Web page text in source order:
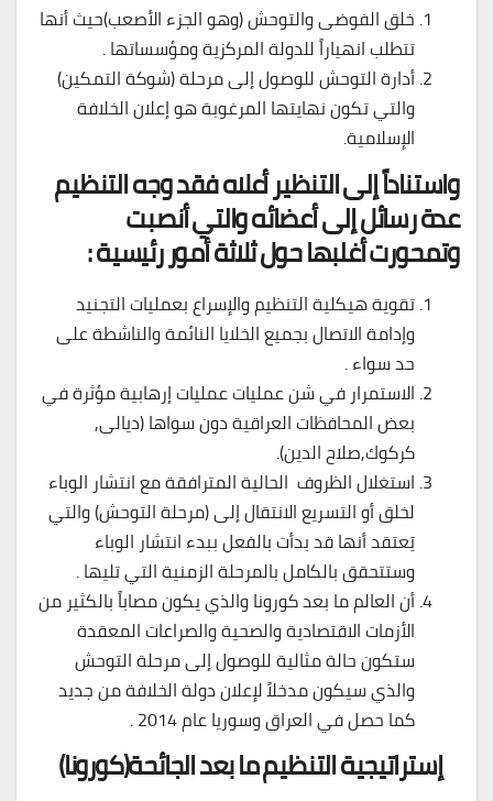
خلق الفوضى والتوحش (وهو الجزء الأصعب)حيث أنها
تتطلب انهياراً للدولة المركزية ومؤسساتها .
أدارة التوحش للوصول إلى مرحلة (شوكة التمكين)
والتي تكون نهايتها المرغوبة هو إعلان الخلافة
الإسلامية.
واستناداً إلى التنظير أعلاه فقد وجه التنظيم
عدة رسائل إلى أعضائه والتي أنصبت
وتمحورت أغلبها حول ثلاثة أمور رئيسية:
تقوية هيكلية التنظيم والإسراع بعمليات التجنيد
وإدامة الاتصال بجميع الخلايا النائمة والناشطة على
حد سواء .
الاستمرار في شن عمليات عمليات إرهابية مؤثرة في
بعض المحافظات العراقية دون سواها (ديالى,
كركوك,صلاح الدين).
استغلال الظروف الحالية المترافقة مع انتشار الوباء
لخلق أو التسريع الانتقال إلى (مرحلة التوحش) والتي
يَعتقد أنها قد بدأت بالفعل ببدء انتشار الوباء
وستتحقق بالكامل بالمرحلة الزمنية التي تليها .
أن العالم ما بعد كورونا والذي يكون مصاباً بالكثير من
الأزمات الاقتصادية والصحية والصراعات المعقدة
ستكون حالة مثالية للوصول إلى مرحلة التوحش
والذي سيكون مدخلاً لإعلان دولة الخلافة من جديد
كما حصل في العراق وسوريا عام 2014 .
إستراتيجية التنظيم ما بعد الجائحة(كورونا)